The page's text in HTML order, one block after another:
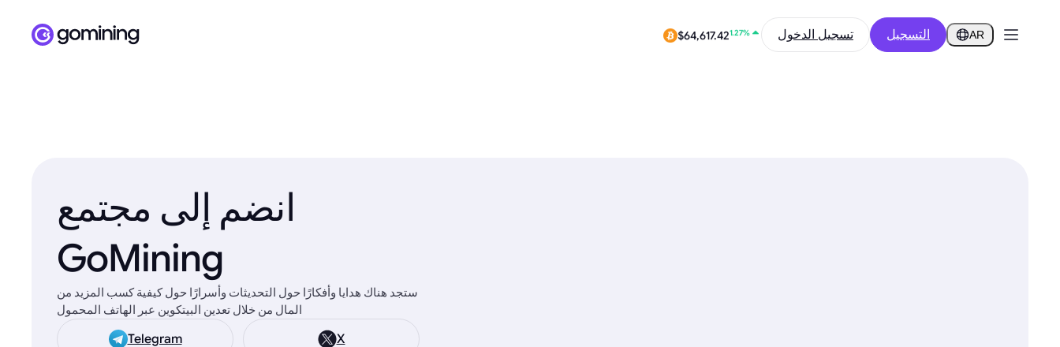
$64,617.421.27% تسجيل الدخول التسجيل AR
انضم إلى مجتمع
GoMining
ستجد هناك هدايا وأفكارًا حول التحديثات وأسرارًا حول كيفية كسب المزيد من
المال من خلال تعدين البيتكوين عبر الهاتف المحمول
Telegram X